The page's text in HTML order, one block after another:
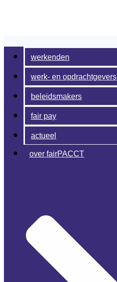
werkenden
werk- en opdrachtgevers
beleidsmakers
fair pay
actueel
over fairPACCT